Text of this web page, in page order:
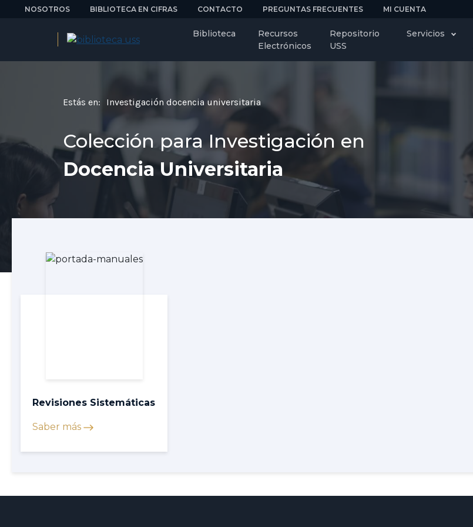
NOSOTROS BIBLIOTECA EN CIFRAS CONTACTO PREGUNTAS FRECUENTES MI CUENTA
Biblioteca
Recursos
Electrónicos
Repositorio
USS
Servicios
Estás en: Investigación docencia universitaria
Colección para Investigación en
Docencia Universitaria
Revisiones Sistemáticas
Saber más